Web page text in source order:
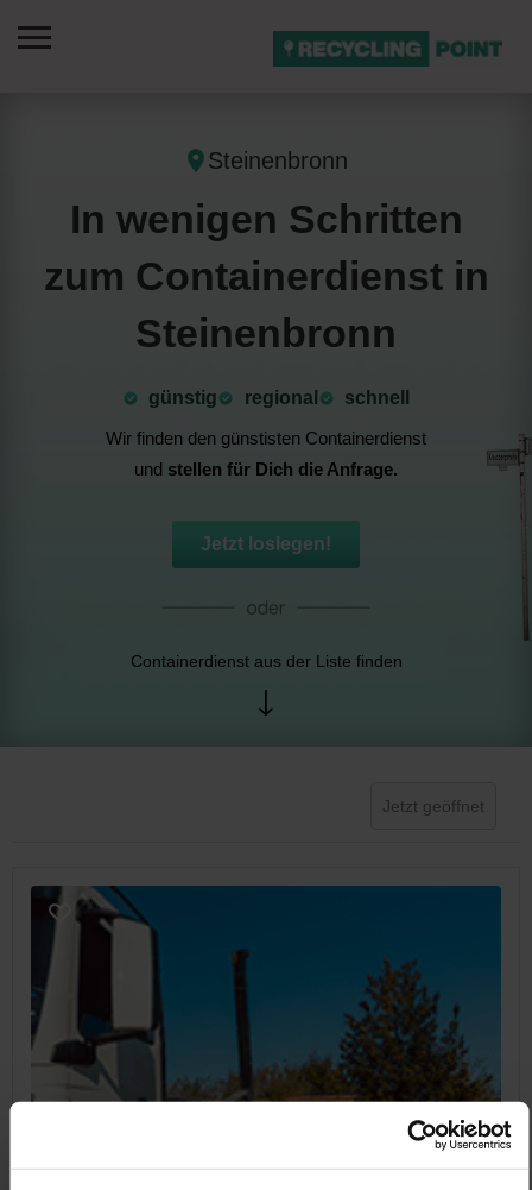
Steinenbronn
In wenigen Schritten
zum Containerdienst in
Steinenbronn
günstig ⁠regional
schnell
Wir finden den günstisten Containerdienst
und stellen für Dich die Anfrage.
Jetzt loslegen!
Containerdienst aus der Liste finden
Jetzt geöffnet